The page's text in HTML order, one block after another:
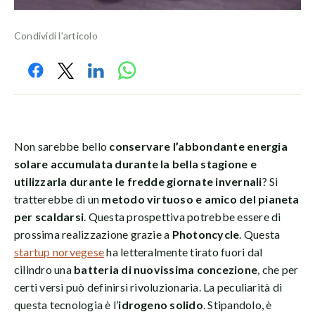
Condividi l'articolo
Non sarebbe bello conservare l’abbondante energia
solare accumulata durante la bella stagione e
utilizzarla durante le fredde giornate invernali? Si
tratterebbe di un metodo virtuoso e amico del pianeta
per scaldarsi. Questa prospettiva potrebbe essere di
prossima realizzazione grazie a Photoncycle. Questa
startup norvegeseha letteralmente tirato fuori dal
cilindro unabatteria di nuovissima concezione, che per
certi versi può definirsi rivoluzionaria. La peculiarità di
questa tecnologia è l’idrogeno solido. Stipandolo, è